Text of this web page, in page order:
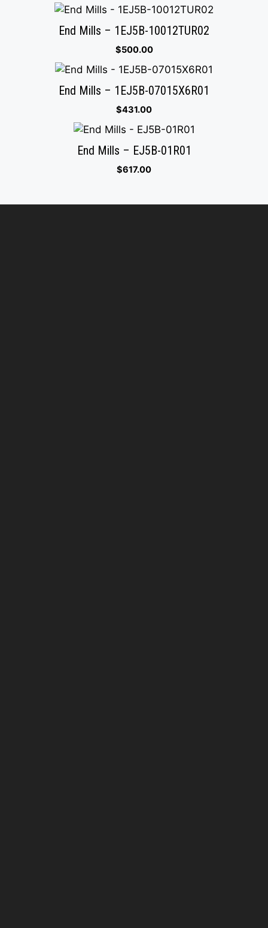
End Mills – 1EJ5B-10012TUR02
$500.00
End Mills – 1EJ5B-07015X6R01
$431.00
End Mills – EJ5B-01R01
$617.00